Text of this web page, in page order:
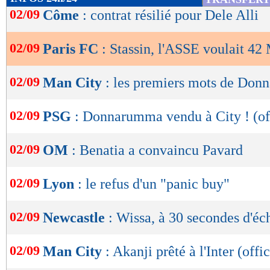
de
OK
02/09 Côme : contrat résilié pour Dele Alli
02/09 Paris FC : Stassin, l'ASSE voulait 42
02/09 Man City : les premiers mots de
02/09 PSG : Donnarumma vendu à City !
02/09 OM : Benatia a convaincu Pavard
02/09 Lyon : le refus d'un "panic buy"
02/09 Newcastle : Wissa, à 30 secondes
02/09 Man City : Akanji prêté à l'Inter